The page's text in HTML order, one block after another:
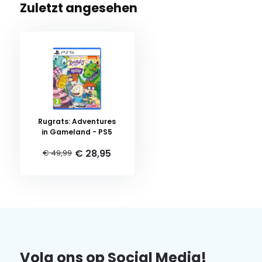
Zuletzt angesehen
Rugrats: Adventures
in Gameland - PS5
€ 49,99 € 28,95
Volg ons op Social Media!